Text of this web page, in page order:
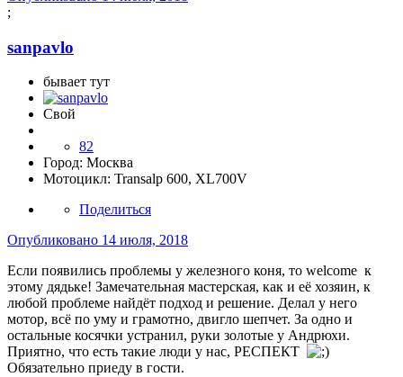
;
sanpavlo
бывает тут
Свой
82
Город: Москва
Мотоцикл: Transalp 600, XL700V
Поделиться
Опубликовано 14 июля, 2018
Если появились проблемы у железного коня, то welcome к
этому дядьке! Замечательная мастерская, как и её хозяин, к
любой проблеме найдёт подход и решение. Делал у него
мотор, всё по уму и грамотно, двигло шепчет. За одно и
остальные косячки устранил, руки золотые у Андрюхи.
Приятно, что есть такие люди у нас, РЕСПЕКТ
Обязательно приеду в гости.